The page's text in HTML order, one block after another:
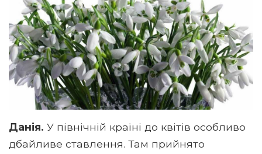
Данія. У північній країні до квітів особливо
дбайливе ставлення. Там прийнято